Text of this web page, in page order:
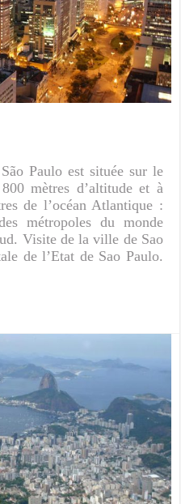
Paulo est située sur le
mètres d’altitude et à
de l’océan Atlantique :
métropoles du monde
Visite de la ville de Sao
de l’Etat de Sao Paulo.